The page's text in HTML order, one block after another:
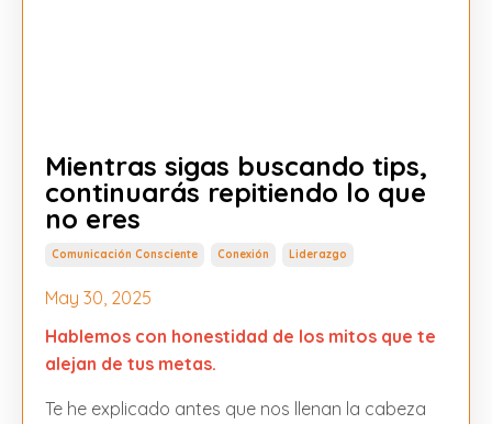
Mientras sigas buscando tips,
continuarás repitiendo lo que
no eres
Comunicación Consciente Conexión Liderazgo
May 30, 2025
Hablemos con honestidad de los mitos que te
alejan de tus metas.
Te he explicado antes que nos llenan la cabeza